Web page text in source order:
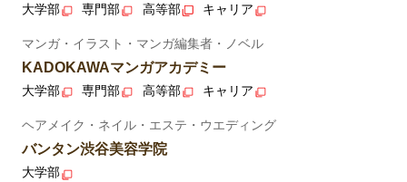
大学部 専門部 高等部 キャリア
マンガ・イラスト・マンガ編集者・ノベル
KADOKAWAマンガアカデミー
大学部 専門部 高等部 キャリア
ヘアメイク・ネイル・エステ・ウエディング
バンタン渋谷美容学院
大学部